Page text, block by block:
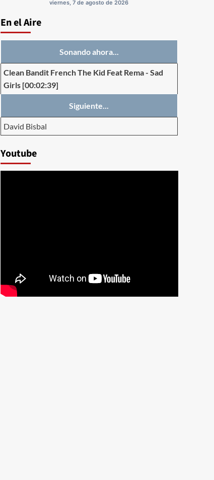
viernes, 7 de agosto de 2026
En el Aire
Sonando ahora...
Clean Bandit French The Kid Feat Rema- Sad
Girls [00:02:39]
Siguiente...
David Bisbal
Youtube